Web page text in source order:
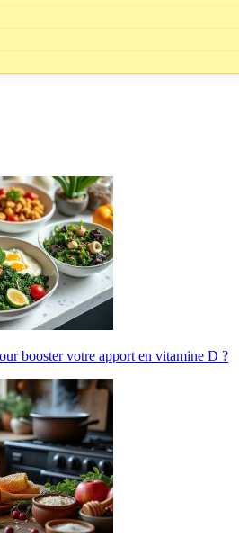
booster votre apport en vitamine D ?